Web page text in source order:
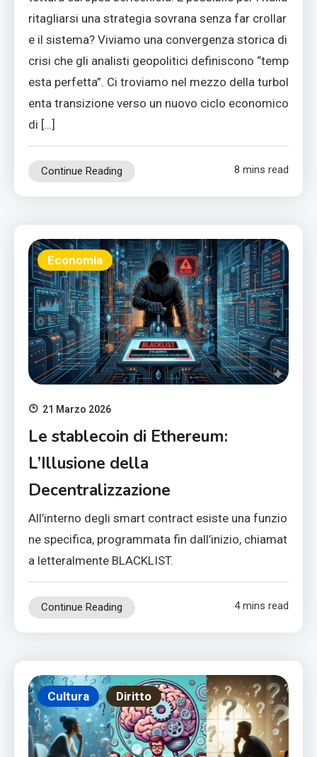
ritagliarsi una strategia sovrana senza far crollar
e il sistema? Viviamo una convergenza storica di
crisi che gli analisti geopolitici definiscono “temp
esta perfetta”. Ci troviamo nel mezzo della turbol
enta transizione verso un nuovo ciclo economico
di […]
Continue Reading 8 mins read
Economia
21 Marzo 2026
Le stablecoin di Ethereum:
L’Illusione della
Decentralizzazione
All’interno degli smart contract esiste una funzio
ne specifica, programmata fin dall’inizio, chiamat
a letteralmente BLACKLIST.
Continue Reading 4 mins read
Cultura Diritto